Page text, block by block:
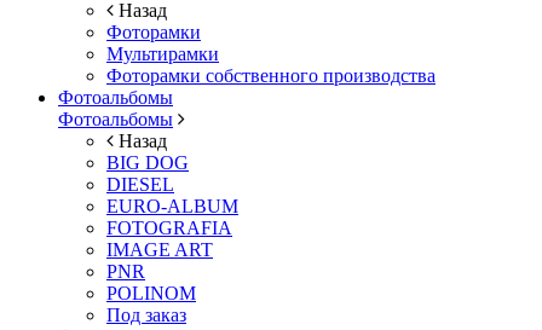
Назад
Фоторамки
Мультирамки
Фоторамки собственного производства
Фотоальбомы
Фотоальбомы
Назад
BIG DOG
DIESEL
EURO-ALBUM
FOTOGRAFIA
IMAGE ART
PNR
POLINOM
Под заказ